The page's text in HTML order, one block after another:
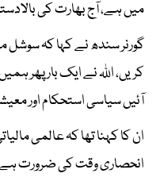
میں ہے، آج بھارت کی
گورنر سندھ نے کہا کہ
کریں، اللہ نے ایک بار پھر
آئیں سیاسی استحکام اور
ان کا کہنا تھا کہ عالمی
انحصاری وقت کی ضرورت